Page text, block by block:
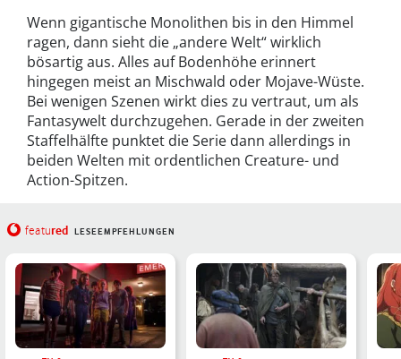
Wenn gigantische Monolithen bis in den Himmel
ragen, dann sieht die „andere Welt“ wirklich
bösartig aus. Alles auf Bodenhöhe erinnert
hingegen meist an Mischwald oder Mojave-Wüste.
Bei wenigen Szenen wirkt dies zu vertraut, um als
Fantasywelt durchzugehen. Gerade in der zweiten
Staffelhälfte punktet die Serie dann allerdings in
beiden Welten mit ordentlichen Creature- und
Action-Spitzen.
featured LESEEMPFEHLUNGEN